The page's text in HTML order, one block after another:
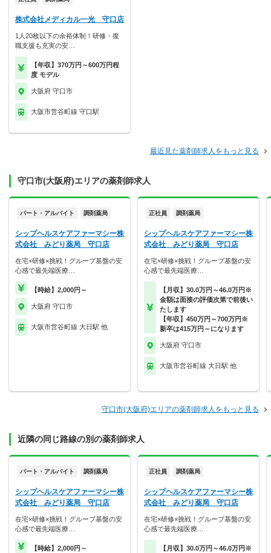
株式会社メディカル一光 守口店
1人20枚以下の余裕体制！研修・復
職支援も充実の安…
【年収】370万円～600万円程
度 モデル
大阪府 守口市
大阪市営谷町線 守口駅
最近見た薬剤師求人をもっと見る
守口市(大阪府)エリアの薬剤師求人
パート・アルバイト 調剤薬局
シップヘルスケアファーマシー株
式会社 みどり薬局 守口店
在宅×研修×挑戦！グループ基盤の安
心感で最先端医療…
【時給】2,000円～
大阪府 守口市
大阪市営谷町線 大日駅 他
正社員 調剤薬局
シップヘルスケアファーマシー株
式会社 みどり薬局 守口店
在宅×研修×挑戦！グループ基盤の安
心感で最先端医療…
【月収】30.0万円～46.0万円※
金額は面接の評価次第で前後い
たします
【年収】450万円～700万円※
新卒は415万円～になります
大阪府 守口市
大阪市営谷町線 大日駅 他
守口市(大阪府)エリアの薬剤師求人をもっと見る
近隣の同じ路線の別の薬剤師求人
パート・アルバイト 調剤薬局
シップヘルスケアファーマシー株
式会社 みどり薬局 守口店
在宅×研修×挑戦！グループ基盤の安
心感で最先端医療…
【時給】2,000円～
正社員 調剤薬局
シップヘルスケアファーマシー株
式会社 みどり薬局 守口店
在宅×研修×挑戦！グループ基盤の安
心感で最先端医療…
【月収】30.0万円～46.0万円※